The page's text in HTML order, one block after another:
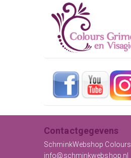
Contactgegevens
SchminkWebshop Colours
info@schminkwebshop.nl